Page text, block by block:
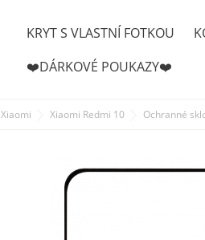
KRYT S VLASTNÍ FOTKOU
❤️DÁRKOVÉ POUKAZY❤️
Xiaomi Xiaomi Redmi 10 Ochranné